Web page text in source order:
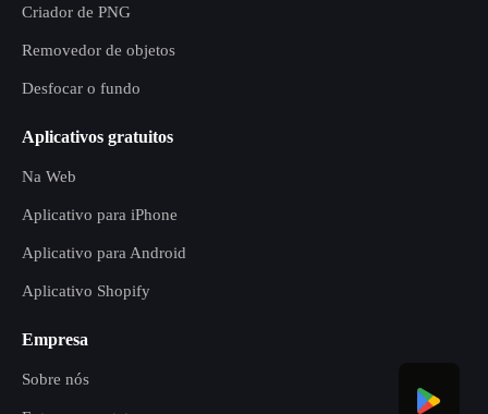
Criador de PNG
Removedor de objetos
Desfocar o fundo
Aplicativos gratuitos
Na Web
Aplicativo para iPhone
Aplicativo para Android
Aplicativo Shopify
Empresa
Sobre nós